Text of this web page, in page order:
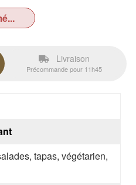
Livraison
Précommande pour 11h45
tapas, végétarien,